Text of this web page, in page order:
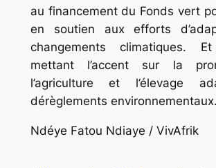
au financement du Fonds vert
en soutien aux efforts
changements climatiques.
mettant l’accent sur la
l’agriculture et l’élevage
dérèglements environnementaux.
Ndéye Fatou Ndiaye / VivAfrik